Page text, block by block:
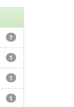
1
1
1
1